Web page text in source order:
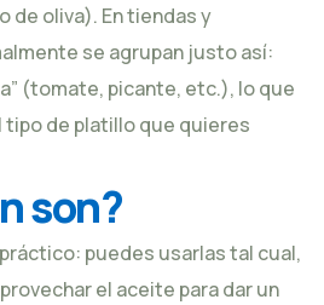
de oliva). En tiendas y
se agrupan justo así:
(tomate, picante, etc.), lo que
de platillo que quieres
son?
práctico: puedes usarlas tal cual,
el aceite para dar un